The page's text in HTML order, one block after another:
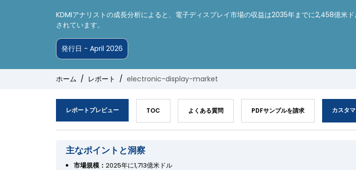
KDMIアナリストの成長分析によると、電子ディスプレイ市場の収益は2035年までに2,458億米
されています。
発行日 - April 2026
ホーム レポート electronic-display-market
レポートプレビュー TOC よくある質問 PDFサンプルを請求 カスタ
主なポイントと洞察
市場規模： 2025年に1,713億米ドル